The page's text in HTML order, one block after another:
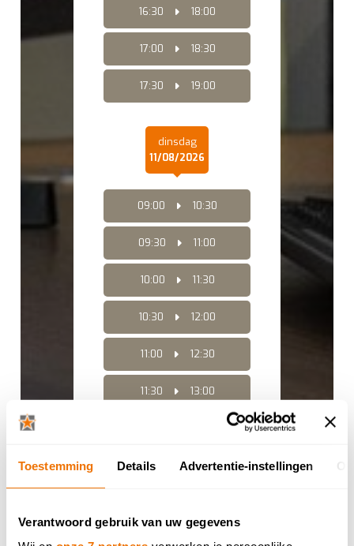
Toestemming Details Advertentie-instellingen
Verantwoord gebruik van uw gegevens
16:30 18:00
17:00 18:30
17:30 19:00
dinsdag
11/08/2026
09:00 10:30
09:30 11:00
10:00 11:30
10:30 12:00
11:00 12:30
11:30 13:00
12:30 14:00
15:00